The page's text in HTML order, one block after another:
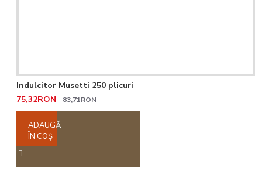
Indulcitor Musetti 250 plicuri
75,32RON
83,71RON
ADAUGĂ
ÎN COŞ